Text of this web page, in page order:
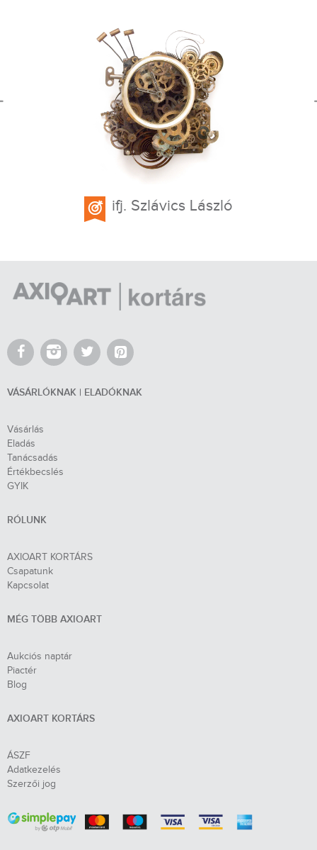
ifj. Szlávics László
VÁSÁRLÓKNAK | ELADÓKNAK
Vásárlás
Eladás
Tanácsadás
Értékbecslés
GYIK
RÓLUNK
AXIOART KORTÁRS
Csapatunk
Kapcsolat
MÉG TÖBB AXIOART
Aukciós naptár
Piactér
Blog
AXIOART KORTÁRS
ÁSZF
Adatkezelés
Szerzői jog